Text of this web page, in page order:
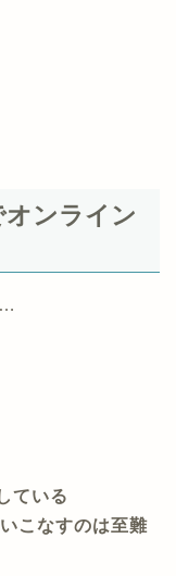
ンライン
ている
こなすのは至難